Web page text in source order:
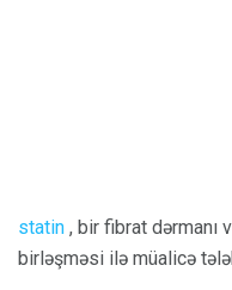
statin , bir fibrat dərmanı
birləşməsi ilə müalicə